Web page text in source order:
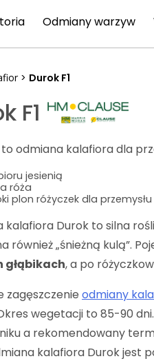
Odmiany warzyw
> Durok F1
F1
to odmiana kalafiora dla
jesienią
róża
plon różyczek dla przemysłu
kalafiora Durok to silna
również „śnieżną kulą”.
głąbikach, a po
zagęszczenie odmiany
wegetacji to 85-90
a rekomendowany
kalafiora Durok jest